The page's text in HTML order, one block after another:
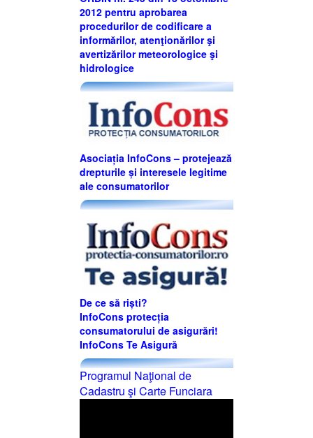
2012 pentru aprobarea
procedurilor de codificare a
informărilor, atenţionărilor şi
avertizărilor meteorologice şi
hidrologice
Asociația InfoCons – protejează
drepturile și interesele legitime
ale consumatorilor
De ce să riști?
InfoCons protecția
consumatorului de asigurări!
InfoCons Te Asigură
Programul Naţional de
Cadastru şi Carte Funciara